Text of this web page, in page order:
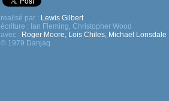
realisé par : Lewis Gilbert
écriture : Ian Fleming, Christopher Wood
avec : Roger Moore, Lois Chiles, Michael Lonsdale
© 1979 Danjaq